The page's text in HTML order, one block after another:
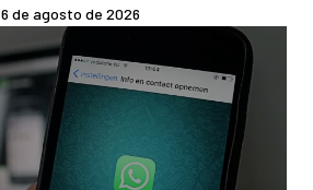
6 de agosto de 2026